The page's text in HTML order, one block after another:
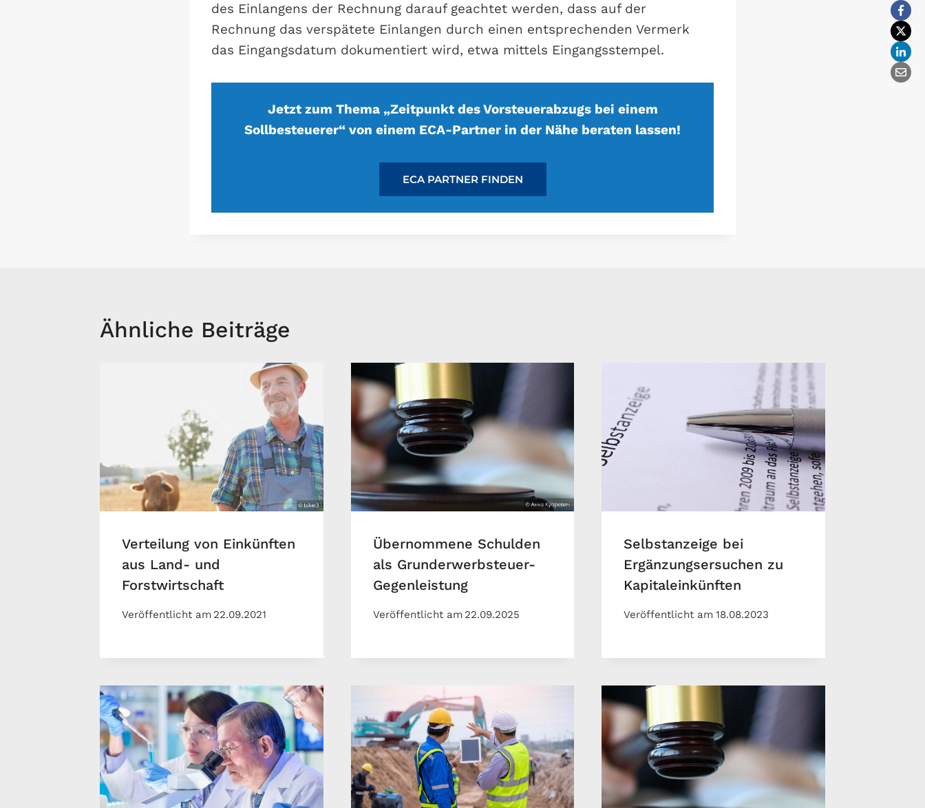
des Einlangens der Rechnung darauf geachtet werden, dass auf der
Rechnung das verspätete Einlangen durch einen entsprechenden Vermerk
das Eingangsdatum dokumentiert wird, etwa mittels Eingangsstempel.
Jetzt zum Thema „Zeitpunkt des Vorsteuerabzugs bei einem
Sollbesteuerer“ von einem ECA-Partner in der Nähe beraten lassen!
ECA PARTNER FINDEN
Ähnliche Beiträge
Verteilung von Einkünften
aus Land- und
Forstwirtschaft
Veröffentlicht am 22.09.2021
Übernommene Schulden
als Grunderwerbsteuer-
Gegenleistung
Veröffentlicht am 22.09.2025
Selbstanzeige bei
Ergänzungsersuchen zu
Kapitaleinkünften
Veröffentlicht am 18.08.2023